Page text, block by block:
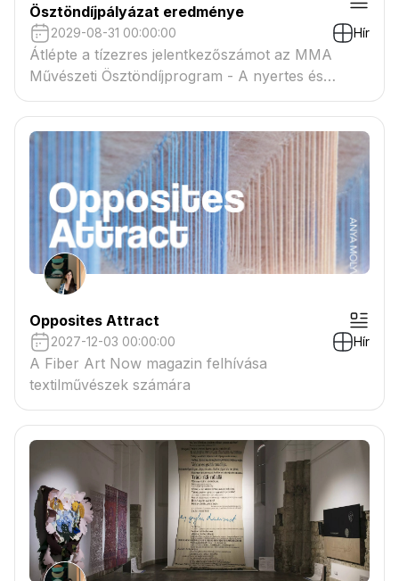
Ösztöndíjpályázat eredménye
2029-08-31 00:00:00 Hír
Átlépte a tízezres jelentkezőszámot az MMA
Művészeti Ösztöndíjprogram - A nyertes és
tartaléklistás pályázók névsora megtekinthető a
csatolmányban
Opposites Attract
2027-12-03 00:00:00 Hír
A Fiber Art Now magazin felhívása
textilművészek számára